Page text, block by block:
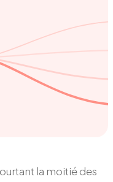
la moitié des